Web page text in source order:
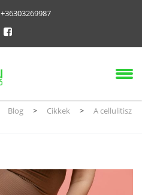
+36303269987
Blog > Cikkek >
A cellulitisz